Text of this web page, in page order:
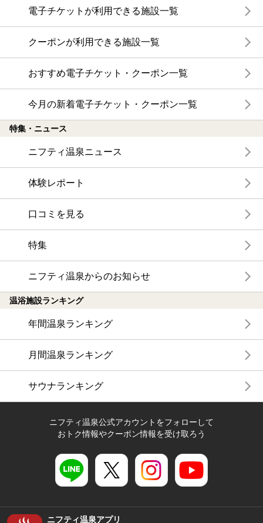
電子チケットが利用できる施設一覧
クーポンが利用できる施設一覧
おすすめ電子チケット・クーポン一覧
今月の新着電子チケット・クーポン一覧
特集・ニュース
ニフティ温泉ニュース
体験レポート
口コミを見る
特集
ニフティ温泉からのお知らせ
温浴施設ランキング
年間温泉ランキング
月間温泉ランキング
サウナランキング
ニフティ温泉公式アカウントをフォローして
おトク情報やクーポン情報を受け取ろう
ニフティ温泉アプリ